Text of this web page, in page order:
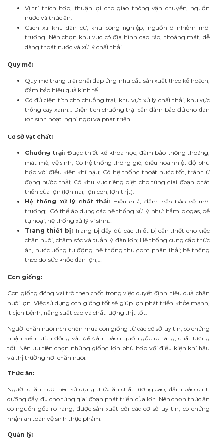
Vị trí thích hợp, thuận lợi cho giao thông vận chuyển, nguồn
nước và thức ăn.
Cách xa khu dân cư, khu công nghiệp, nguồn ô nhiễm môi
trường. Nên chọn khu vực có địa hình cao ráo, thoáng mát, dễ
dàng thoát nước và xử lý chất thải.
Quy mô:
Quy mô trang trại phải đáp ứng nhu cầu sản xuất theo kế hoạch,
đảm bảo hiệu quả kinh tế.
Có đủ diện tích cho chuồng trại, khu vực xử lý chất thải, khu vực
trồng cây xanh… Diện tích chuồng trại cần đảm bảo đủ cho đàn
lợn sinh hoạt, nghỉ ngơi và phát triển.
Cơ sở vật chất:
Chuồng trại: Được thiết kế khoa học, đảm bảo thông thoáng,
mát mẻ, vệ sinh; Có hệ thống thông gió, điều hòa nhiệt độ phù
hợp với điều kiện khí hậu; Có hệ thống thoát nước tốt, tránh ứ
đọng nước thải; Có khu vực riêng biệt cho từng giai đoạn phát
triển của lợn (lợn nái, lợn con, lợn thịt).
Hệ thống xử lý chất thải: Hiệu quả, đảm bảo bảo vệ môi
trường; Có thể áp dụng các hệ thống xử lý như: hầm biogas, bể
tự hoại, hệ thống xử lý vi sinh…
Trang thiết bị:Trang bị đầy đủ các thiết bị cần thiết cho việc
chăn nuôi, chăm sóc và quản lý đàn lợn; Hệ thống cung cấp thức
ăn, nước uống tự động; hệ thống thu gom phân thải; hệ thống
theo dõi sức khỏe đàn lợn,…
Con giống:
Con giống đóng vai trò then chốt trong việc quyết định hiệu quả chăn
nuôi lợn. Việc sử dụng con giống tốt sẽ giúp lợn phát triển khỏe mạnh,
ít dịch bệnh, năng suất cao và chất lượng thịt tốt.
Người chăn nuôi nên chọn mua con giống từ các cơ sở uy tín, có chứng
nhận kiểm dịch động vật để đảm bảo nguồn gốc rõ ràng, chất lượng
tốt. Nên ưu tiên chọn những giống lợn phù hợp với điều kiện khí hậu
và thị trường nơi chăn nuôi.
Thức ăn:
Người chăn nuôi nên sử dụng thức ăn chất lượng cao, đảm bảo dinh
dưỡng đầy đủ cho từng giai đoạn phát triển của lợn. Nên chọn thức ăn
có nguồn gốc rõ ràng, được sản xuất bởi các cơ sở uy tín, có chứng
nhận an toàn vệ sinh thực phẩm.
Quản lý: